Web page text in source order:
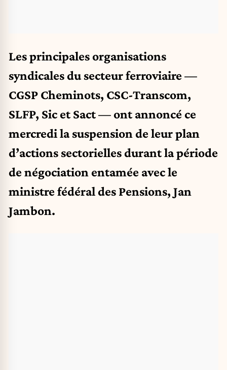
Les principales organisations
syndicales du secteur ferroviaire —
CGSP Cheminots, CSC-Transcom,
SLFP, Sic et Sact — ont annoncé ce
mercredi la suspension de leur plan
d’actions sectorielles durant la période
de négociation entamée avec le
ministre fédéral des Pensions, Jan
Jambon.